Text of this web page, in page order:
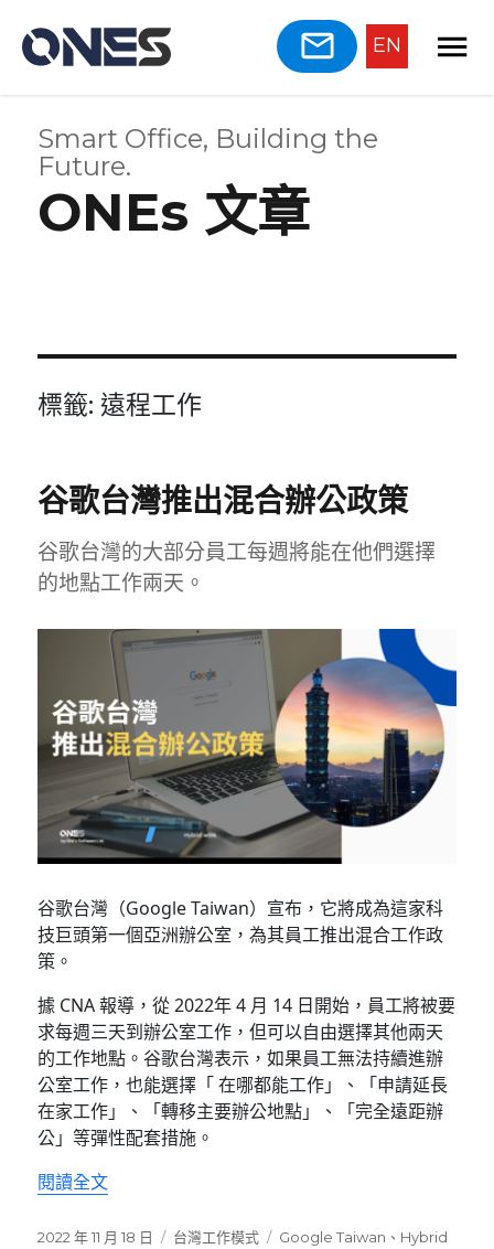
EN
Smart Office, Building the
Future.
ONEs 文章
標籤: 遠程工作
谷歌台灣推出混合辦公政策
谷歌台灣的大部分員工每週將能在他們選擇
的地點工作兩天。
谷歌台灣（Google Taiwan）宣布，它將成為這家科
技巨頭第一個亞洲辦公室，為其員工推出混合工作政
策。
據 CNA 報導，從 2022年 4 月 14 日開始，員工將被要
求每週三天到辦公室工作，但可以自由選擇其他兩天
的工作地點。谷歌台灣表示，如果員工無法持續進辦
公室工作，也能選擇「 在哪都能工作」、「申請延長
在家工作」、「轉移主要辦公地點」、「完全遠距辦
公」等彈性配套措施。
閱讀全文〈谷歌台灣推出混合辦公政策〉
發
2022 年 11 月 18 日
分
台灣工作模式
標
Google Taiwan 、 Hybrid